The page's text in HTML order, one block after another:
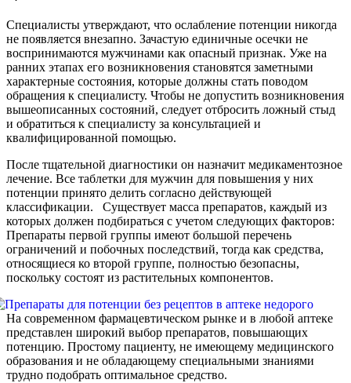
Специалисты утверждают, что ослабление потенции никогда
не появляется внезапно. Зачастую единичные осечки не
воспринимаются мужчинами как опасный признак. Уже на
ранних этапах его возникновения становятся заметными
характерные состояния, которые должны стать поводом
обращения к специалисту. Чтобы не допустить возникновения
вышеописанных состояний, следует отбросить ложный стыд
и обратиться к специалисту за консультацией и
квалифицированной помощью.
После тщательной диагностики он назначит медикаментозное
лечение. Все таблетки для мужчин для повышения у них
потенции принято делить согласно действующей
классификации. Существует масса препаратов, каждый из
которых должен подбираться с учетом следующих факторов:
Препараты первой группы имеют большой перечень
ограничений и побочных последствий, тогда как средства,
относящиеся ко второй группе, полностью безопасны,
поскольку состоят из растительных компонентов.
На современном фармацевтическом рынке и в любой аптеке
представлен широкий выбор препаратов, повышающих
потенцию. Простому пациенту, не имеющему медицинского
образования и не обладающему специальными знаниями
трудно подобрать оптимальное средство.